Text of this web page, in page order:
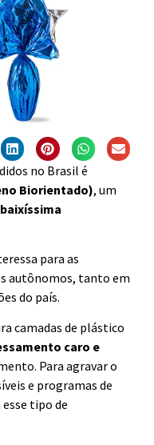
no Brasil é
Biorientado), um
baixíssima
para as
autônomos, tanto em
do país.
camadas de plástico
caro e
Para agravar o
e programas de
tipo de